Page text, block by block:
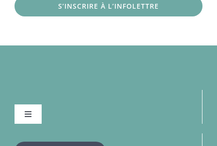
S’INSCRIRE À L’INFOLETTRE
Navigation